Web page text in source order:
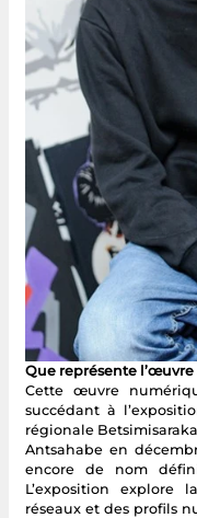
Que représente
Cette œuvre
succédant à
régionale
Antsahabe en
encore de nom
L’exposition explore
réseaux et des profils